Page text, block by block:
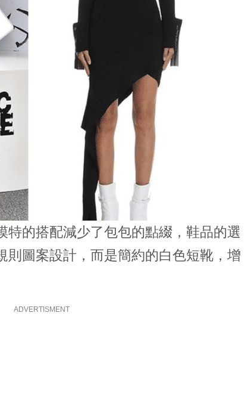
特的搭配減少了包包的點綴，鞋品的選
則圖案設計，而是簡約的白色短靴，增
ADVERTISMENT